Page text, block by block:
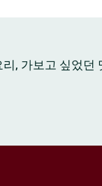
, 가보고 싶었던